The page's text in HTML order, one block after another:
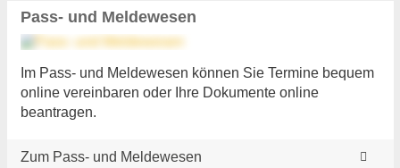
Pass- und Meldewesen
Im Pass- und Meldewesen können Sie Termine bequem
online vereinbaren oder Ihre Dokumente online
beantragen.
Zum Pass- und Meldewesen